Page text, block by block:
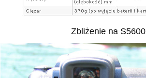
Zbliżenie na S5600